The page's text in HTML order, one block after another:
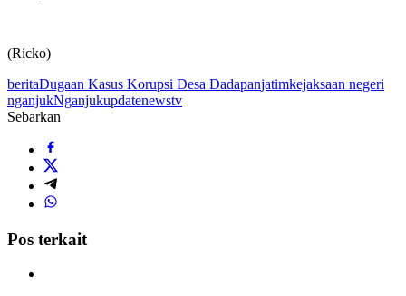
(Ricko)
beritaDugaan Kasus Korupsi Desa Dadapanjatimkejaksaan negeri
nganjukNganjukupdatenewstv
Sebarkan
Pos terkait